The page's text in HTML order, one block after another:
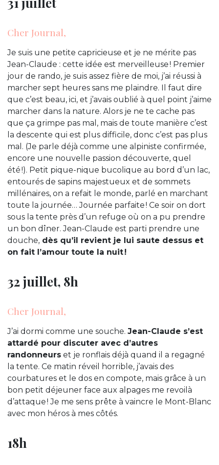
Cher Journal,
Je suis une petite capricieuse et je ne mérite pas
Jean-Claude : cette idée est merveilleuse ! Premier
jour de rando, je suis assez fière de moi, j’ai réussi à
marcher sept heures sans me plaindre. Il faut dire
que c’est beau, ici, et j’avais oublié à quel point j’aime
marcher dans la nature. Alors je ne te cache pas
que ça grimpe pas mal, mais de toute manière c’est
la descente qui est plus difficile, donc c’est pas plus
mal. (Je parle déjà comme une alpiniste confirmée,
encore une nouvelle passion découverte, quel
été !). Petit pique-nique bucolique au bord d’un lac,
entourés de sapins majestueux et de sommets
millénaires, on a refait le monde, parlé en marchant
toute la journée… Journée parfaite ! Ce soir on dort
sous la tente près d’un refuge où on a pu prendre
un bon dîner. Jean-Claude est parti prendre une
douche, dès qu’il revient je lui saute dessus et
on fait l’amour toute la nuit !
32 juillet, 8h
Cher Journal,
J’ai dormi comme une souche. Jean-Claude s’est
attardé pour discuter avec d’autres
randonneurs et je ronflais déjà quand il a regagné
la tente. Ce matin réveil horrible, j’avais des
courbatures et le dos en compote, mais grâce à un
bon petit déjeuner face aux alpages me revoilà
d’attaque ! Je me sens prête à vaincre le Mont-Blanc
avec mon héros à mes côtés.
18h